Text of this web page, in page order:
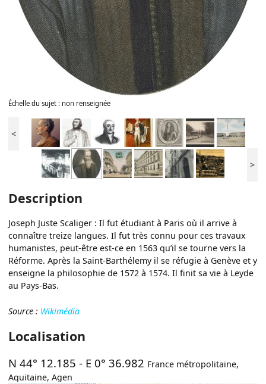
Échelle du sujet : non renseignée
<
>
Description
Joseph Juste Scaliger : Il fut étudiant à Paris où il arrive à
connaître treize langues. Il fut très connu pour ces travaux
humanistes, peut-être est-ce en 1563 qu’il se tourne vers la
Réforme. Après la Saint-Barthélemy il se réfugie à Genève et y
enseigne la philosophie de 1572 à 1574. Il finit sa vie à Leyde
au Pays-Bas.
Source : Wikimédia
Localisation
N 44° 12.185 - E 0° 36.982 France métropolitaine,
Aquitaine,Agen